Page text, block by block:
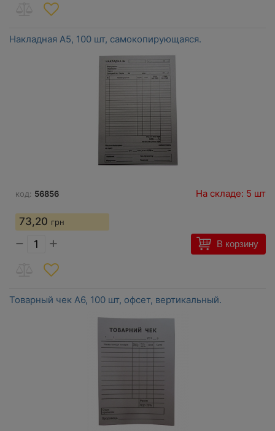
Накладная A5, 100 шт, самокопирующаяся.
код: 56856 На складе: 5 шт
73,20 грн
− + В корзину
Товарный чек A6, 100 шт, офсет, вертикальный.